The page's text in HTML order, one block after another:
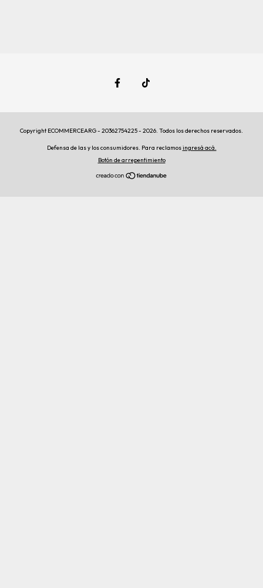
Copyright ECOMMERCEARG - 20362754225 - 2026. Todos los derechos reservados.
Defensa de las y los consumidores. Para reclamosingresá acá.
Botón de arrepentimiento